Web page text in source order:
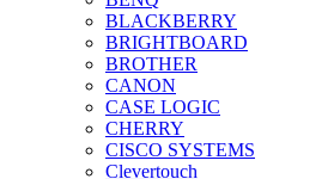
BLACKBERRY
BRIGHTBOARD
BROTHER
CANON
CASE LOGIC
CHERRY
CISCO SYSTEMS
Clevertouch